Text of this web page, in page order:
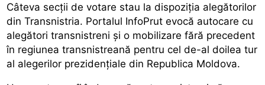
Câteva secții de votare stau la dispoziția alegătorilor
din Transnistria. Portalul InfoPrut evocă autocare cu
alegători transnistreni și o mobilizare fără precedent
în regiunea transnistreană pentru cel de-al doilea tur
al alegerilor prezidențiale din Republica Moldova.